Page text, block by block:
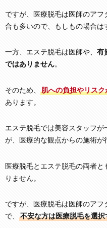
ですが、医療脱毛は医師のア
合も多いので、もしもの場合は
一方、エステ脱毛は医師や、 有
ではありません。
そのため、 肌への負担やリス
あります。
エステ脱毛では美容スタッフ
が、医療的な観点からの施術が
医療脱毛とエステ脱毛の両者
りません。
ですが、医療脱毛は医師のア
で、
不安な方は医療脱毛を選択